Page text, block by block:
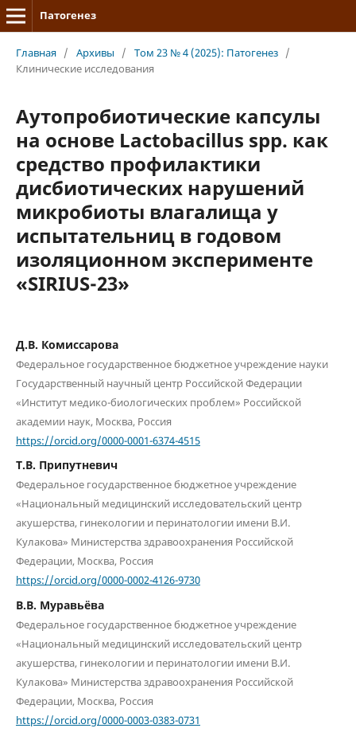
Патогенез
Главная / Архивы / Том 23 № 4 (2025): Патогенез /
Клинические исследования
Аутопробиотические капсулы
на основе Lactobacillus spp. как
средство профилактики
дисбиотических нарушений
микробиоты влагалища у
испытательниц в годовом
изоляционном эксперименте
«SIRIUS-23»
Д.В. Комиссарова
Федеральное государственное бюджетное учреждение науки
Государственный научный центр Российской Федерации
«Институт медико-биологических проблем» Российской
академии наук, Москва, Россия
https://orcid.org/0000-0001-6374-4515
Т.В. Припутневич
Федеральное государственное бюджетное учреждение
«Национальный медицинский исследовательский центр
акушерства, гинекологии и перинатологии имени В.И.
Кулакова» Министерства здравоохранения Российской
Федерации, Москва, Россия
https://orcid.org/0000-0002-4126-9730
В.В. Муравьёва
Федеральное государственное бюджетное учреждение
«Национальный медицинский исследовательский центр
акушерства, гинекологии и перинатологии имени В.И.
Кулакова» Министерства здравоохранения Российской
Федерации, Москва, Россия
https://orcid.org/0000-0003-0383-0731